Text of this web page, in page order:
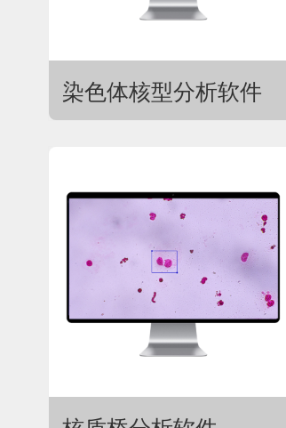
染色体核型分析软件